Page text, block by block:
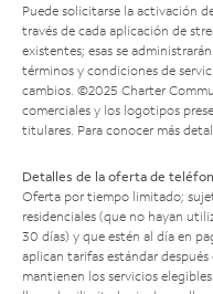
Puede solicitarse la activación
través de cada aplicación de
existentes; esas se
términos y condiciones de
cambios. ©2025 Charter
comerciales y los logotipos
titulares. Para conocer más
Detalles de la oferta de
Oferta por tiempo limitado;
residenciales (que no hayan
30 días) y que estén al día en
aplican tarifas estándar
mantienen los servicios